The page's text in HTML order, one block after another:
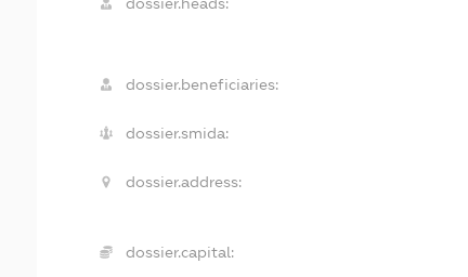
dossier.beneficiaries:
dossier.smida:
dossier.address:
dossier.capital: